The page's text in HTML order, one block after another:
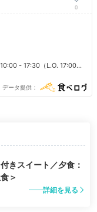
0
- 17:30（L.O. 17:00）
- 17:30（L.O. 17:00）
L.O. 17:00） ■ 定休日 不定休
データ提供
きスイート／夕食：
＞
詳細を見る